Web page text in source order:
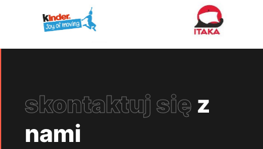
skontaktuj się z
nami